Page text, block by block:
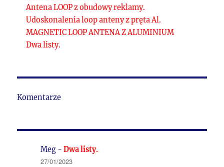
Antena LOOP z obudowy reklamy.
Udoskonalenia loop anteny z pręta Al.
MAGNETIC LOOP ANTENA Z ALUMINIUM
Dwa listy.
Komentarze
Meg -Dwa listy.
27/01/2023